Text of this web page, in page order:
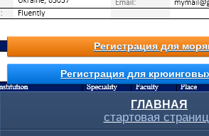
Регистрация для
Регистрация для
ГЛАВНАЯ
стартовая